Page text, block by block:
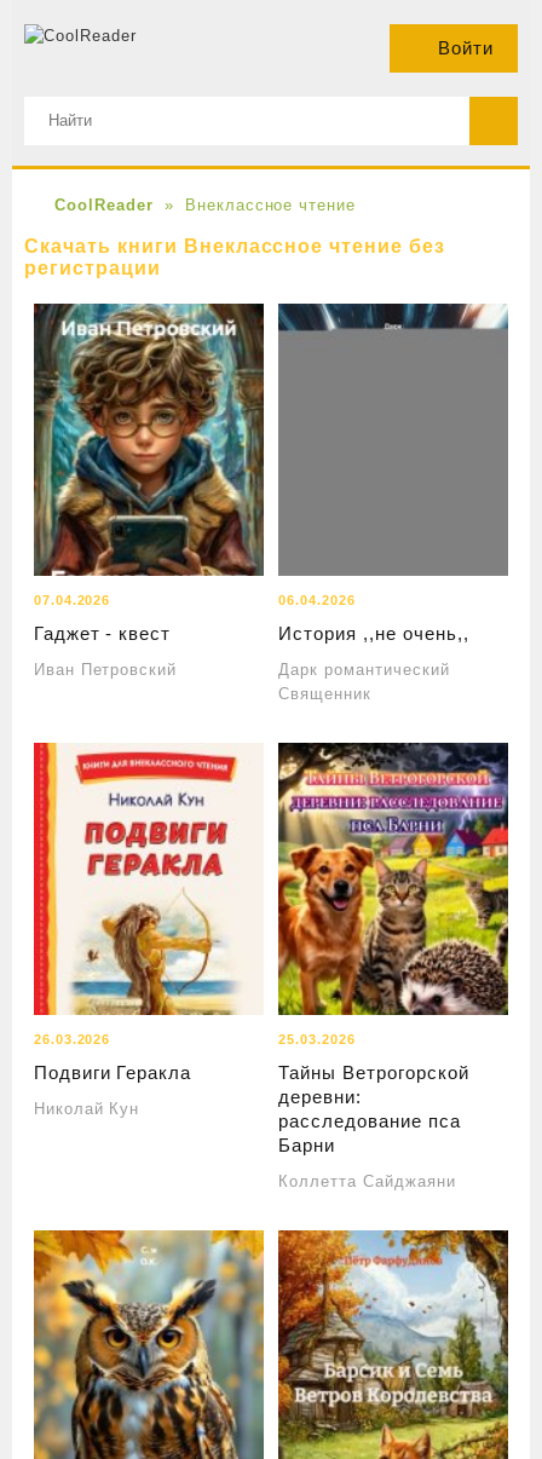
Войти
CoolReader Внеклассное чтение
Скачать книги Внеклассное чтение без
регистрации
07.04.2026
Гаджет - квест
Иван Петровский
06.04.2026
История ,,не очень,,
Дарк романтический
Священник
26.03.2026
Подвиги Геракла
Николай Кун
25.03.2026
Тайны Ветрогорской
деревни:
расследование пса
Барни
Коллетта Сайджаяни